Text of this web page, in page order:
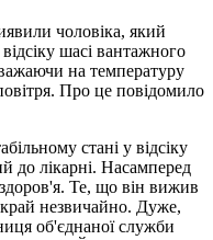
чоловіка, який
шасі вантажного
на температуру
Про це повідомило
стані у відсіку
до лікарні. Насамперед
Те, що він вижив
незвичайно. Дуже,
об'єднаної служби